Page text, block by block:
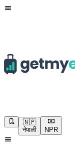
🇳🇵
नेपाली
NPR